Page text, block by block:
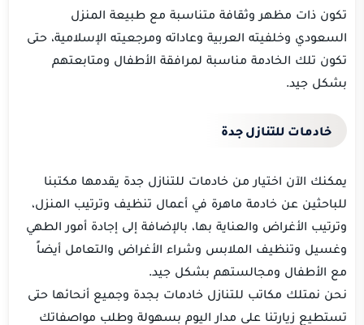
تكون ذات مظهر وثقافة متناسبة مع طبيعة المنزل
السعودي وخلفيته العربية وعاداته ومرجعيته الإسلامية، حتى
تكون تلك الخادمة مناسبة لمرافقة الأطفال ومتابعتهم
بشكل جيد.
خادمات للتنازل جدة
يمكنك الآن اختيار من خادمات للتنازل جدة يقدمها مكتبنا
للباحثين عن خادمة ماهرة في أعمال تنظيف وترتيب المنزل،
وترتيب الأغراض والعناية بها، بالإضافة إلى إجادة أمور الطهي
وغسيل وتنظيف الملابس وشراء الأغراض والتعامل أيضاً
مع الأطفال ومجالستهم بشكل جيد.
نحن نمتلك مكاتب للتنازل خادمات بجدة وجميع أنحائها حتى
تستطيع زيارتنا على مدار اليوم بسهولة وطلب مواصفاتك